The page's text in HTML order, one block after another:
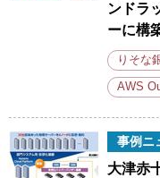
ンドラ
ーに構
りそな
AWS
事例ニ
大津赤